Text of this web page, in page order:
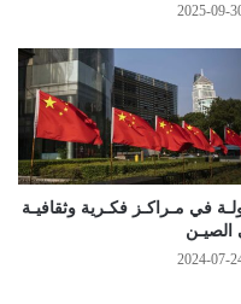
2025-09-
في مـراكـز فكـرية وثقافيـة
2024-07-